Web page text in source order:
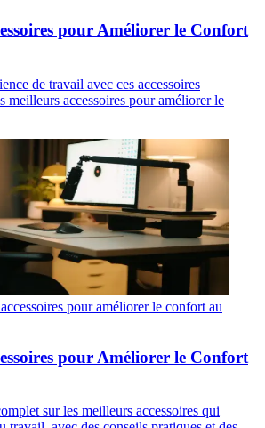
pour Améliorer le Confort
de travail avec ces accessoires
meilleurs accessoires pour améliorer le
pour améliorer le confort au
pour Améliorer le Confort
sur les meilleurs accessoires qui